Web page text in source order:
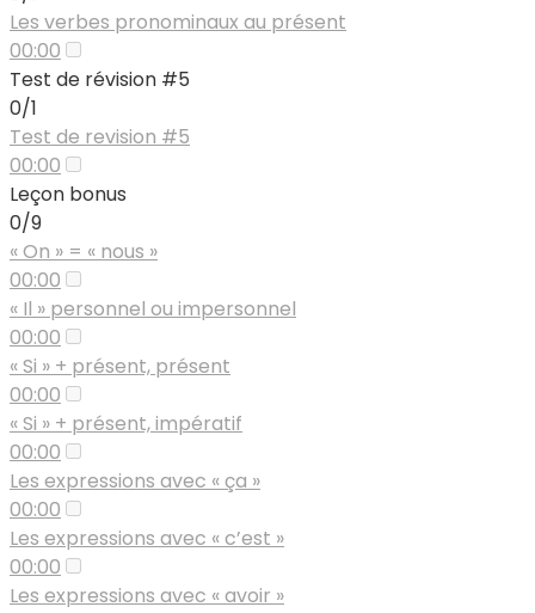
Les verbes pronominaux au présent
00:00
Test de révision #5
0/1
Test de revision #5
00:00
Leçon bonus
0/9
« On » = « nous »
00:00
« Il » personnel ou impersonnel
00:00
« Si » + présent, présent
00:00
« Si » + présent, impératif
00:00
Les expressions avec « ça »
00:00
Les expressions avec « c’est »
00:00
Les expressions avec « avoir »